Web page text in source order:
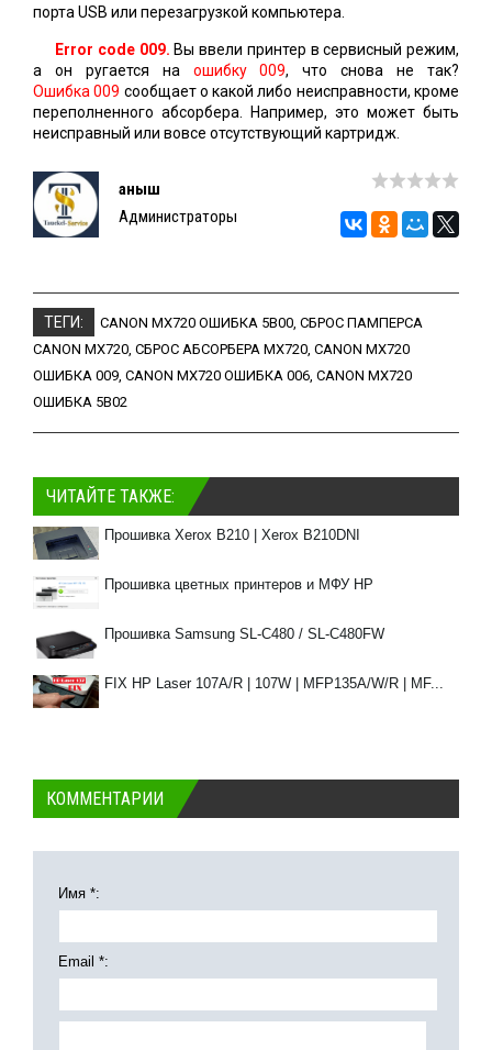
порта USB или перезагрузкой компьютера.
Error code 009. Вы ввели принтер в сервисный режим,
а он ругается на ошибку 009, что снова не так?
Ошибка 009 сообщает о какой либо неисправности, кроме
переполненного абсорбера. Например, это может быть
неисправный или вовсе отсутствующий картридж.
Қаныш
Администраторы
ТЕГИ: CANON MX720 ОШИБКА 5B00, СБРОС ПАМПЕРСА
CANON MX720, СБРОС АБСОРБЕРА MX720, CANON MX720
ОШИБКА 009, CANON MX720 ОШИБКА 006, CANON MX720
ОШИБКА 5B02
ЧИТАЙТЕ ТАКЖЕ:
Прошивка Xerox B210 | Xerox B210DNI
Прошивка цветных принтеров и МФУ HP
Прошивка Samsung SL-C480 / SL-C480FW
FIX HP Laser 107A/R | 107W | MFP135A/W/R | MF...
КОММЕНТАРИИ
Имя *:
Email *: